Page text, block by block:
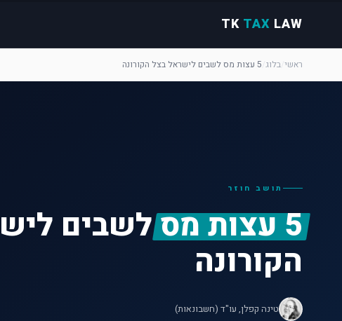
TK TAX LAW
ראשי בלוג 5 עצות מס לשבים לישראל בצל הקורונה
תושב חוזר
5 עצות מס לשבים
הקורונה
טינה קפלן, עו"ד (חשבונאות)